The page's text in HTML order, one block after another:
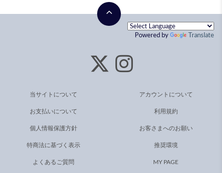
Powered by Translate
当サイトについて アカウントについて
お支払いについて 利用規約
個人情報保護方針 お客さまへのお願い
特商法に基づく表示 推奨環境
よくあるご質問 MY PAGE